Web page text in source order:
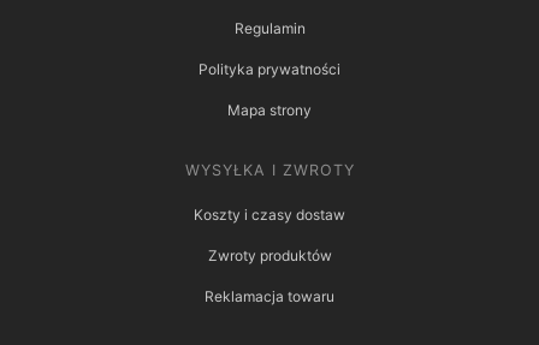
Regulamin
Polityka prywatności
Mapa strony
WYSYŁKA I ZWROTY
Koszty i czasy dostaw
Zwroty produktów
Reklamacja towaru